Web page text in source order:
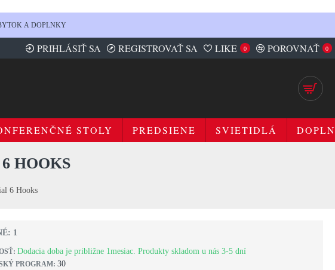
A DOPLNKY
PRIHLÁSIŤ SA REGISTROVAŤ SA LIKE 0 POROVNAŤ 0
STOLY PREDSIENE SVIETIDLÁ
6 Hooks
HOOKS
Dodacia doba je približne 1mesiac. Produkty skladom u nás 3-5 dní
PROGRAM: 30
1